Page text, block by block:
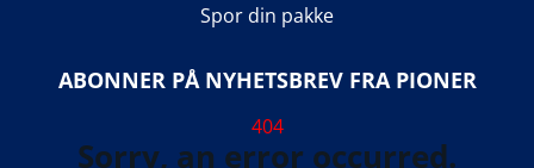
Spor din pakke
ABONNER PÅ NYHETSBREV FRA PIONER
404
Sorry, an error occurred.